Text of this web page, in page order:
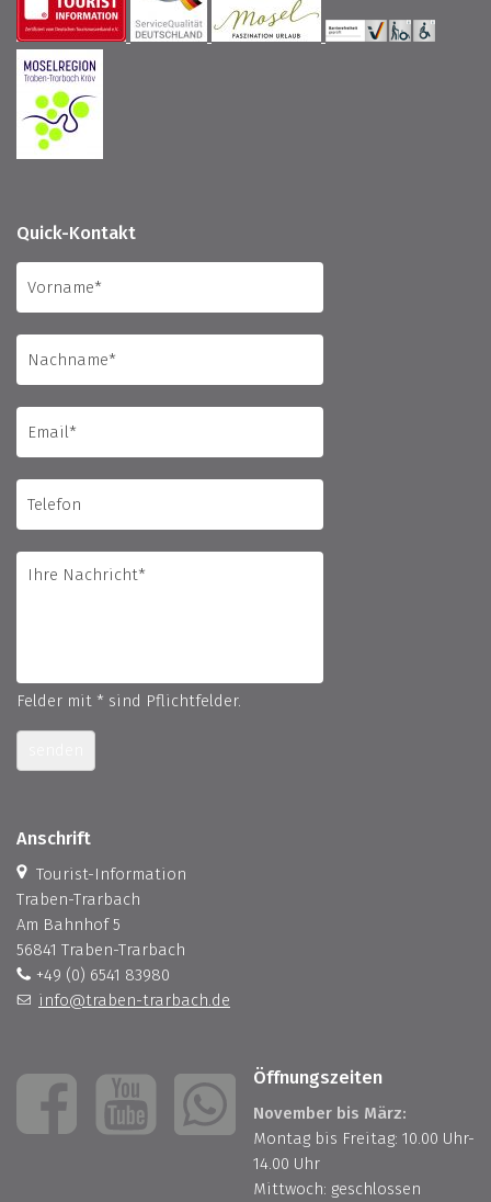
Quick-Kontakt
Felder mit * sind Pflichtfelder.
Anschrift
Tourist-Information
Traben-Trarbach
Am Bahnhof 5
56841 Traben-Trarbach
+49 (0) 6541 83980
info@traben-trarbach.de
Öffnungszeiten
November bis März:
Montag bis Freitag: 10.00 Uhr-
14.00 Uhr
Mittwoch: geschlossen